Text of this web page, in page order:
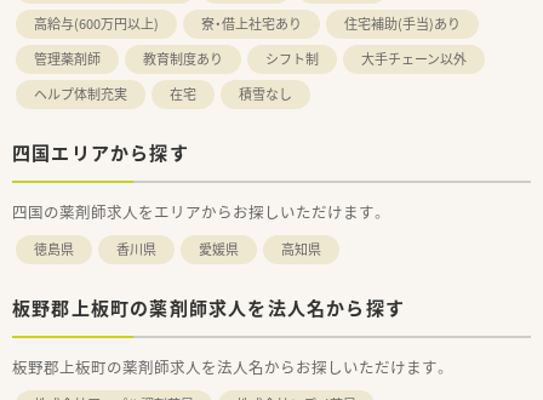
高給与(600万円以上)
寮・借上社宅あり
住宅補助(手当)あり
管理薬剤師
教育制度あり シフト制
大手チェーン以外
ヘルプ体制充実
在宅 積雪なし
四国エリアから探す
四国の薬剤師求人をエリアからお探しいただけます。
徳島県 香川県 愛媛県 高知県
板野郡上板町の薬剤師求人を法人名から探す
板野郡上板町の薬剤師求人を法人名からお探しいただけます。